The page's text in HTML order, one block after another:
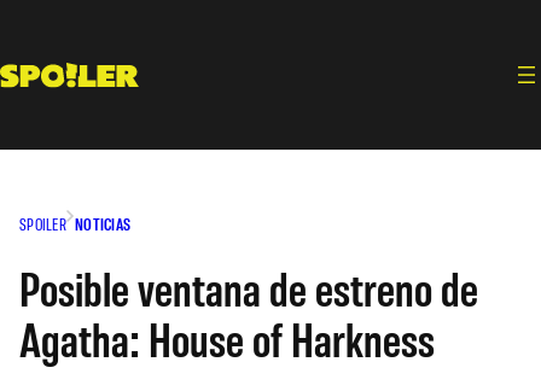
contenido
SPOILER NOTICIAS
Posible ventana de estreno de
Agatha: House of Harkness